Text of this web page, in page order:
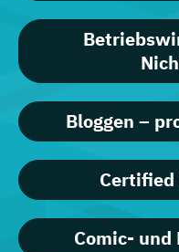
Bloggen –
Certified
Comic-